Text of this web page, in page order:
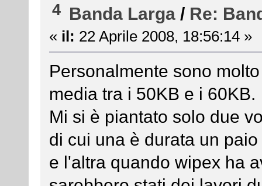
4 Banda Larga / Re:
« il: 22 Aprile 2008, 18:56:14 »
Personalmente sono
media tra i 50KB e i 60KB.
Mi si è piantato solo due
di cui una è durata un
e l'altra quando wipex ha